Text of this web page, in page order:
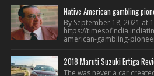
Native American gambling
By September 18, 2021 at
https://
american-gambling-
2018 Maruti Suzuki Ertiga
The was never a car